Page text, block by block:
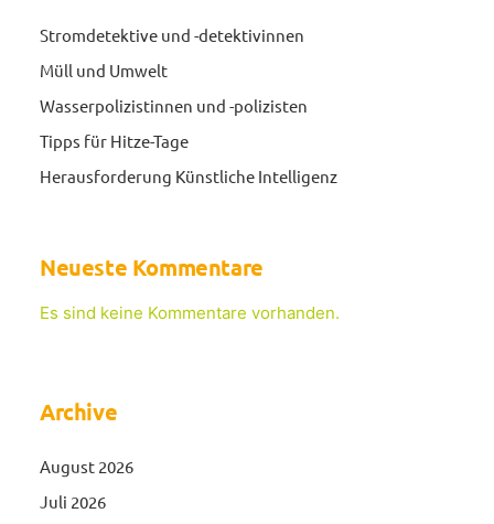
Stromdetektive und -detektivinnen
Müll und Umwelt
Wasserpolizistinnen und -polizisten
Tipps für Hitze-Tage
Herausforderung Künstliche Intelligenz
Neueste Kommentare
Es sind keine Kommentare vorhanden.
Archive
August 2026
Juli 2026